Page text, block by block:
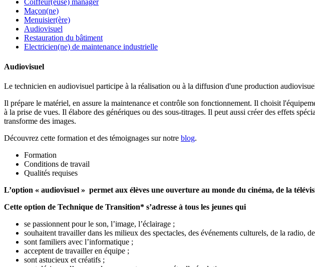
Coiffeur(euse) manager
Maçon(ne)
Menuisier(ère)
Audiovisuel
Restauration du bâtiment
Electricien(ne) de maintenance industrielle
Audiovisuel
Le technicien en audiovisuel participe à la réalisation ou à la diffusion d'une production
Il prépare le matériel, en assure la maintenance et contrôle son fonctionnement. Il choisit
à la prise de vues. Il élabore des génériques ou des sous-titrages. Il peut aussi créer des effets
transforme des images.
Découvrez cette formation et des témoignages sur notre blog.
Formation
Conditions de travail
Qualités requises
L’option « audiovisuel » permet aux élèves une ouverture au monde du cinéma, de la
Cette option de Technique de Transition* s’adresse à tous les jeunes qui
se passionnent pour le son, l’image, l’éclairage ;
souhaitent travailler dans les milieux des spectacles, des événements culturels, de la radio,
sont familiers avec l’informatique ;
acceptent de travailler en équipe ;
sont astucieux et créatifs ;